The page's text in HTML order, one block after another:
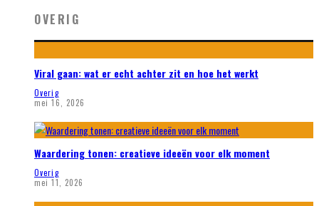
OVERIG
Viral gaan: wat er echt achter zit en hoe het werkt
Overig
mei 16, 2026
Waardering tonen: creatieve ideeën voor elk moment
Overig
mei 11, 2026